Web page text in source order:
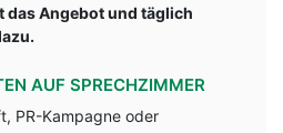
Angebot und täglich
AUF SPRECHZIMMER
PR-Kampagne oder